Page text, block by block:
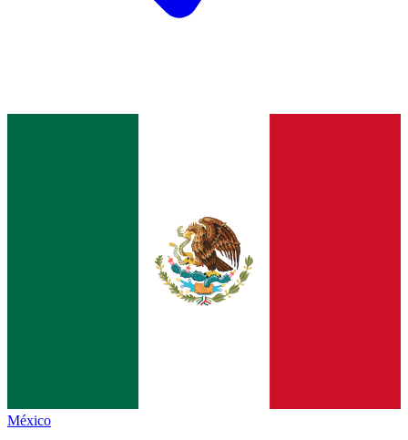
México